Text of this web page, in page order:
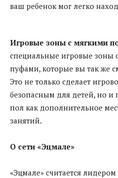
ваш ребенок мог легко
Игровые зоны с мягкими
специальные игровые зоны
пуфами, которые вы так же
Это не только сделает
безопасным для детей, но и
пол как дополнительное
занятий.
О сети «Эцмале»
«Эцмале» считается